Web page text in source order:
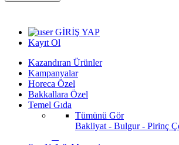
GİRİŞ YAP
Kayıt Ol
Kazandıran Ürünler
Kampanyalar
Horeca Özel
Bakkallara Özel
Temel Gıda
Tümünü Gör
Bakliyat - Bulgur - Pirinç